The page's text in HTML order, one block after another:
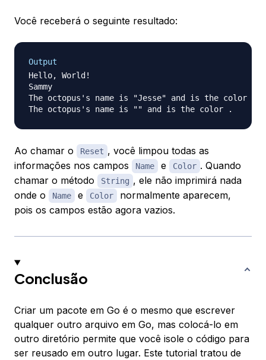
Você receberá o seguinte resultado:
Output
Hello, World!
Sammy
The octopus's name is "Jesse" and is the color
Ao chamar o Reset , você limpou todas as
informações nos campos
Name e Color . Quando
chamar o método
String , ele não imprimirá nada
onde o
Name e Color
normalmente aparecem,
pois os campos estão agora vazios.
Conclusão
Criar um pacote em Go é o mesmo que escrever
qualquer outro arquivo em Go, mas colocá-lo em
outro diretório permite que você isole o código para
ser reusado em outro lugar. Este tutorial tratou de